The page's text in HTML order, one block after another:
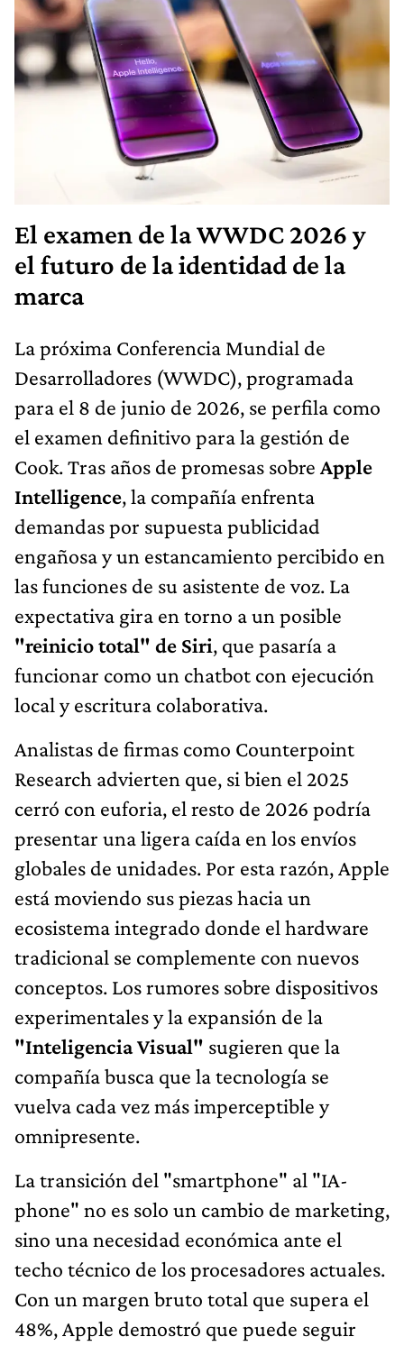
El examen de la WWDC 2026 y
el futuro de la identidad de la
marca
La próxima Conferencia Mundial de
Desarrolladores (WWDC), programada
para el 8 de junio de 2026, se perfila como
el examen definitivo para la gestión de
Cook. Tras años de promesas sobre Apple
Intelligence, la compañía enfrenta
demandas por supuesta publicidad
engañosa y un estancamiento percibido en
las funciones de su asistente de voz. La
expectativa gira en torno a un posible
"reinicio total" de Siri, que pasaría a
funcionar como un chatbot con ejecución
local y escritura colaborativa.
Analistas de firmas como Counterpoint
Research advierten que, si bien el 2025
cerró con euforia, el resto de 2026 podría
presentar una ligera caída en los envíos
globales de unidades. Por esta razón, Apple
está moviendo sus piezas hacia un
ecosistema integrado donde el hardware
tradicional se complemente con nuevos
conceptos. Los rumores sobre dispositivos
experimentales y la expansión de la
"Inteligencia Visual" sugieren que la
compañía busca que la tecnología se
vuelva cada vez más imperceptible y
omnipresente.
La transición del "smartphone" al "IA-
phone" no es solo un cambio de marketing,
sino una necesidad económica ante el
techo técnico de los procesadores actuales.
Con un margen bruto total que supera el
48%, Apple demostró que puede seguir